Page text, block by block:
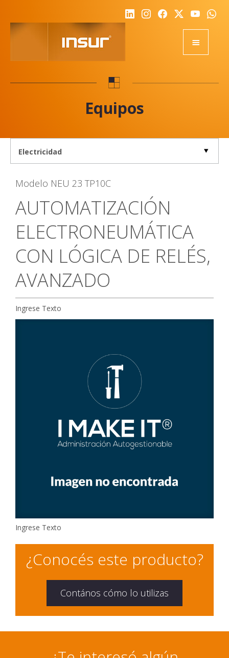
NOTICIAS
NOSOTROS
REPRESENTANTES
CONTACTO
Equipos
Modelo NEU 23 TP10C
AUTOMATIZACIÓN
ELECTRONEUMÁTICA
CON LÓGICA DE RELÉS,
AVANZADO
Ingrese Texto
Ingrese Texto
¿Conocés este producto?
Contános cómo lo utilizas